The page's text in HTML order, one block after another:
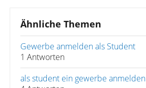
Ähnliche Themen
Gewerbe anmelden als Student
1 Antworten
als student ein gewerbe anmelden